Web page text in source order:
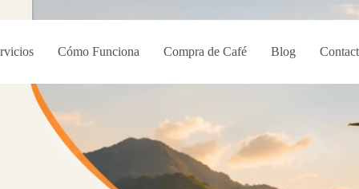
Cómo Funciona Compra de Café Blog